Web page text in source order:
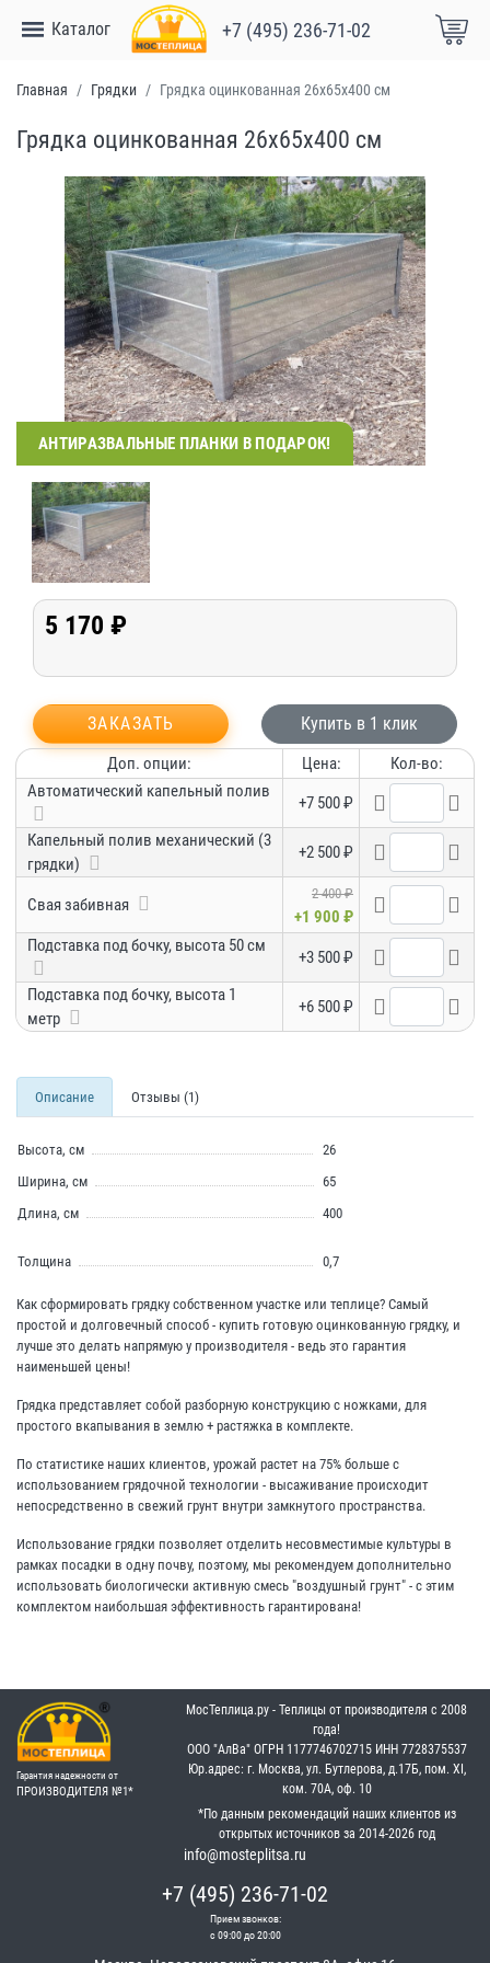
Каталог +7 (495) 236-71-02
Главная Грядки Грядка оцинкованная 26x65x400 см
Грядка оцинкованная 26x65x400 см
АНТИРАЗВАЛЬНЫЕ ПЛАНКИ В ПОДАРОК!
5 170 ₽
ЗАКАЗАТЬ Купить в 1 клик
Доп. опции: Цена:
Кол-во:
Автоматический капельный полив
+7 500 ₽
Капельный полив механический (3
грядки)
+2 500 ₽
Свая забивная
2 400 ₽
+1 900 ₽
Подставка под бочку, высота 50 см
+3 500 ₽
Подставка под бочку, высота 1
метр
+6 500 ₽
Описание Отзывы (1)
Высота, см
26
Ширина, см
65
Длина, см
400
Толщина 0,7
Как сформировать грядку собственном участке или теплице? Самый
простой и долговечный способ - купить готовую оцинкованную грядку, и
лучше это делать напрямую у производителя - ведь это гарантия
наименьшей цены!
Грядка представляет собой разборную конструкцию с ножками, для
простого вкапывания в землю + растяжка в комплекте.
По статистике наших клиентов, урожай растет на 75% больше с
использованием грядочной технологии - высаживание происходит
непосредственно в свежий грунт внутри замкнутого пространства.
Использование грядки позволяет отделить несовместимые культуры в
рамках посадки в одну почву, поэтому, мы рекомендуем дополнительно
использовать биологически активную смесь "воздушный грунт" - с этим
комплектом наибольшая эффективность гарантирована!
Гарантия надежности от
ПРОИЗВОДИТЕЛЯ №1*
МосТеплица.ру - Теплицы от производителя с 2008
года!
OOO "АлВа" OГРН ‎1177746702715 ИНН ‎7728375537
Юр.адрес: г. Москва, ул. Бутлерова, д.17Б, пом. XI,
ком. 70А, оф. 10
*По данным рекомендаций наших клиентов из
открытых источников за 2014-2026 год
info@mosteplitsa.ru
+7 (495) 236-71-02
Прием звонков:
с 09:00 до 20:00